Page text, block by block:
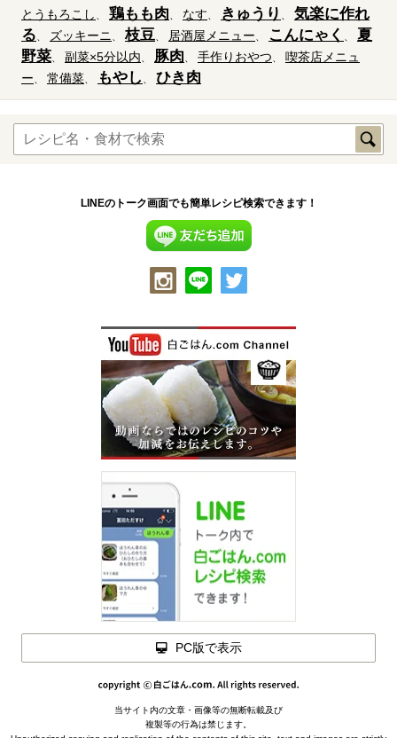
とうもろこし 鶏もも肉 なす きゅうり
気楽に作れ
る
ズッキーニ 枝豆 居酒屋メニュー こんにゃく
夏
野菜
副菜×5分以内 豚肉 手作りおやつ
喫茶店メニュ
ー
常備菜 もやし ひき肉
LINEのトーク画面でも簡単レシピ検索できます！
PC版で表示
当サイト内の文章・画像等の無断転載及び
複製等の行為は禁じます。